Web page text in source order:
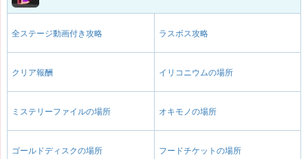
全ステージ動画付き攻略 ラスボス攻略
クリア報酬 イリコニウムの場所
ミステリーファイルの場所 オキモノの場所
ゴールドディスクの場所 フードチケットの場所